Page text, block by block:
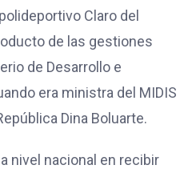
Claro del
de las gestiones
de Desarrollo e
era ministra del MIDIS
Dina Boluarte.
nivel nacional en recibir